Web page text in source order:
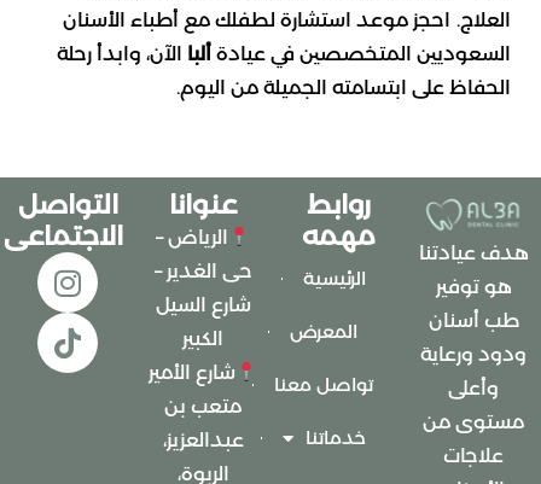
العلاج. احجز موعد استشارة لطفلك مع أطباء الأسنان
السعوديين المتخصصين في عيادة ألبا الآن، وابدأ رحلة
الحفاظ على ابتسامته الجميلة من اليوم.
هدف عيادتنا
هو توفير
طب أسنان
ودود ورعاية
وأعلى
مستوى من
علاجات
روابط
مهمه
الرئيسية
المعرض
تواصل معنا
خدماتنا
عنوانا
الرياض –
حى الغدير –
شارع السيل
الكبير
شارع الأمير
متعب بن
عبدالعزيز،
الربوة،
التواصل
الاجتماعى